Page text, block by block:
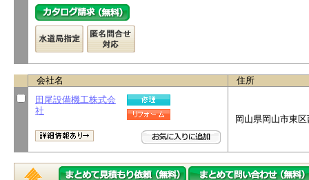
会社名
住所
田尾設備機工株式会
社
岡山県岡山市東